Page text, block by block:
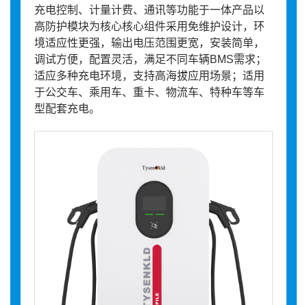
充电控制、计量计费、通讯等功能于一体产品以
高防护模块为核心核心组件采用免维护设计，环
境适应性更强，输出电压范围更宽，安装简单，
调试方便，配置灵活，满足不同车辆BMS需求；
适应多种充电环境，支持高海拔应用场景；适用
于公交车、乘用车、重卡、物流车、特种车等车
型配套充电。